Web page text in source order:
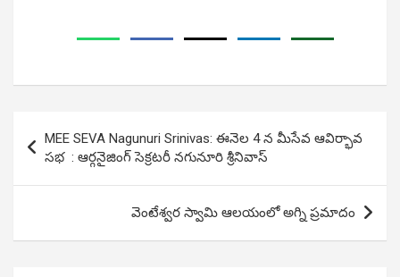
navigation
MEE SEVA Nagunuri Srinivas: ఈనెల‌ 4 న మీసేవ ఆవిర్భావ
సభ : ఆర్గ‌నైజింగ్ సెక్రటరీ నగునూరి శ్రీనివాస్
వెంటేశ్వర స్వామి ఆలయంలో అగ్ని ప్రమాదం